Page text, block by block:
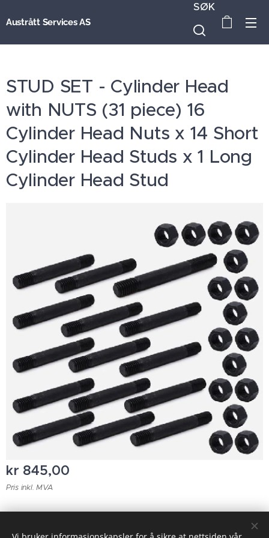
Austrått Services AS
SØK
STUD SET - Cylinder Head
with NUTS (31 piece) 16
Cylinder Head Nuts x 14 Short
Cylinder Head Studs x 1 Long
Cylinder Head Stud
kr 845,00
Pris inkl. MVA
© 2023 Alle rettigheter forbeholdt